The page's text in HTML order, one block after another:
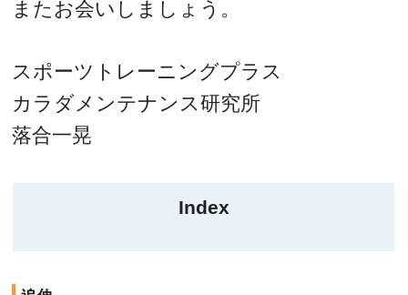
またお会いしましょう。
スポーツトレーニングプラス
カラダメンテナンス研究所
落合一晃
Index